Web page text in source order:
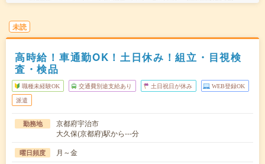
未読
高時給！車通勤OK！土日休み！組立・目視検
査・検品
職種未経験OK 交通費別途支給あり 土日祝日が休み WEB登録OK
派遣
勤務地
京都府宇治市
大久保(京都府)駅から---分
曜日頻度 月～金